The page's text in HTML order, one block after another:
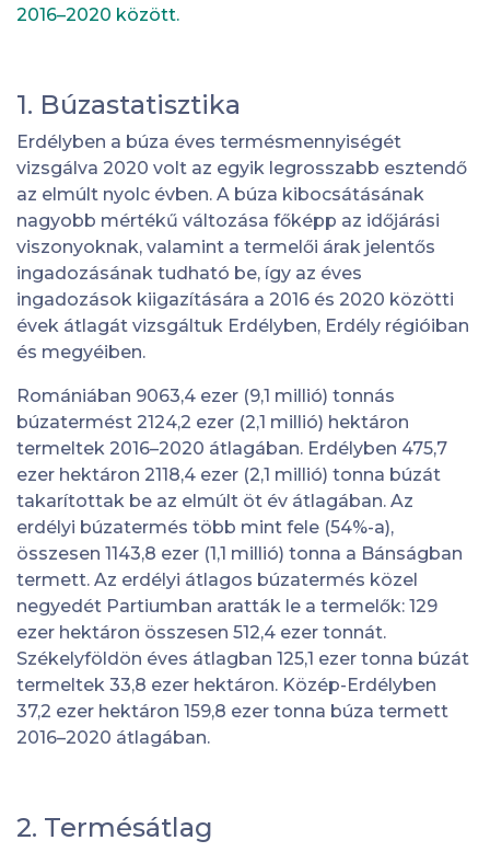
2016–2020 között.
1. Búzastatisztika
Erdélyben a búza éves termésmennyiségét
vizsgálva 2020 volt az egyik legrosszabb esztendő
az elmúlt nyolc évben. A búza kibocsátásának
nagyobb mértékű változása főképp az időjárási
viszonyoknak, valamint a termelői árak jelentős
ingadozásának tudható be, így az éves
ingadozások kiigazítására a 2016 és 2020 közötti
évek átlagát vizsgáltuk Erdélyben, Erdély régióiban
és megyéiben.
Romániában 9063,4 ezer (9,1 millió) tonnás
búzatermést 2124,2 ezer (2,1 millió) hektáron
termeltek 2016–2020 átlagában. Erdélyben 475,7
ezer hektáron 2118,4 ezer (2,1 millió) tonna búzát
takarítottak be az elmúlt öt év átlagában. Az
erdélyi búzatermés több mint fele (54%-a),
összesen 1143,8 ezer (1,1 millió) tonna a Bánságban
termett. Az erdélyi átlagos búzatermés közel
negyedét Partiumban aratták le a termelők: 129
ezer hektáron összesen 512,4 ezer tonnát.
Székelyföldön éves átlagban 125,1 ezer tonna búzát
termeltek 33,8 ezer hektáron. Közép-Erdélyben
37,2 ezer hektáron 159,8 ezer tonna búza termett
2016–2020 átlagában.
2. Termésátlag